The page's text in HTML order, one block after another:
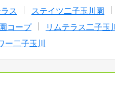
ス
ステイツ二子玉川園
コープ リムテラス二子玉川
ー二子玉川